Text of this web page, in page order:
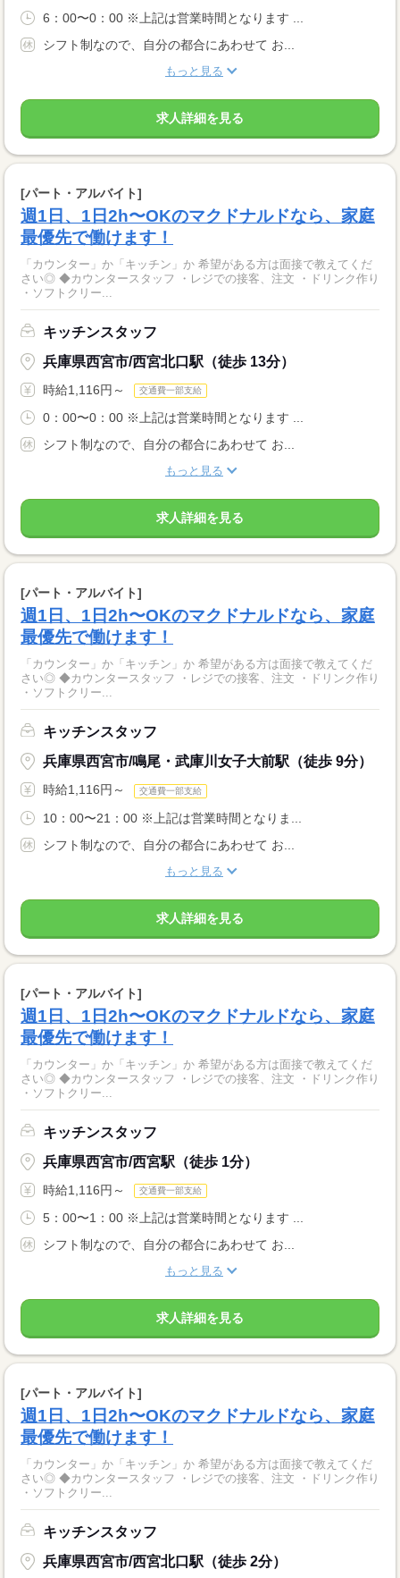
6：00〜0：00 ※上記は営業時間となります ...
シフト制なので、自分の都合にあわせて お...
もっと見る
求人詳細を見る
[パート・アルバイト]
週1日、1日2h〜OKのマクドナルドなら、家庭
最優先で働けます！
「カウンター」か「キッチン」か 希望がある方は面接で教えてくだ
さい◎ ◆カウンタースタッフ ・レジでの接客、注文 ・ドリンク作り
・ソフトクリー...
キッチンスタッフ
兵庫県西宮市/西宮北口駅（徒歩 13分）
時給1,116円～ 交通費一部支給
0：00〜0：00 ※上記は営業時間となります ...
シフト制なので、自分の都合にあわせて お...
もっと見る
求人詳細を見る
[パート・アルバイト]
週1日、1日2h〜OKのマクドナルドなら、家庭
最優先で働けます！
「カウンター」か「キッチン」か 希望がある方は面接で教えてくだ
さい◎ ◆カウンタースタッフ ・レジでの接客、注文 ・ドリンク作り
・ソフトクリー...
キッチンスタッフ
兵庫県西宮市/鳴尾・武庫川女子大前駅（徒歩 9分）
時給1,116円～ 交通費一部支給
10：00〜21：00 ※上記は営業時間となりま...
シフト制なので、自分の都合にあわせて お...
もっと見る
求人詳細を見る
[パート・アルバイト]
週1日、1日2h〜OKのマクドナルドなら、家庭
最優先で働けます！
「カウンター」か「キッチン」か 希望がある方は面接で教えてくだ
さい◎ ◆カウンタースタッフ ・レジでの接客、注文 ・ドリンク作り
・ソフトクリー...
キッチンスタッフ
兵庫県西宮市/西宮駅（徒歩 1分）
時給1,116円～ 交通費一部支給
5：00〜1：00 ※上記は営業時間となります ...
シフト制なので、自分の都合にあわせて お...
もっと見る
求人詳細を見る
[パート・アルバイト]
週1日、1日2h〜OKのマクドナルドなら、家庭
最優先で働けます！
「カウンター」か「キッチン」か 希望がある方は面接で教えてくだ
さい◎ ◆カウンタースタッフ ・レジでの接客、注文 ・ドリンク作り
・ソフトクリー...
キッチンスタッフ
兵庫県西宮市/西宮北口駅（徒歩 2分）